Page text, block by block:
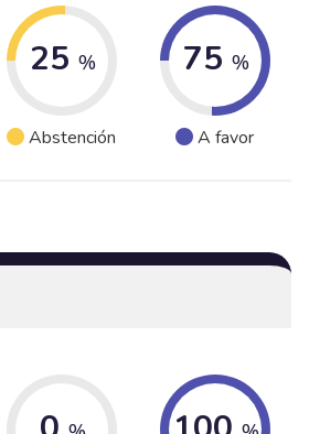
25 %
Abstención
75 %
A favor